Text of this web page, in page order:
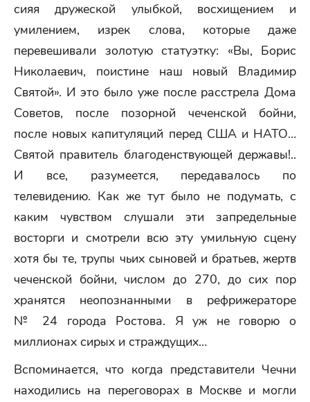
сияя дружеской улыбкой, восхищением и
умилением, изрек слова, которые даже
перевешивали золотую статуэтку: «Вы, Борис
Николаевич, поистине наш новый Владимир
Святой». И это было уже после расстрела Дома
Советов, после позорной чеченской бойни,
после новых капитуляций перед США и НАТО…
Святой правитель благоденствующей державы!..
И все, разумеется, передавалось по
телевидению. Как же тут было не подумать, с
каким чувством слушали эти запредельные
восторги и смотрели всю эту умильную сцену
хотя бы те, трупы чьих сыновей и братьев, жертв
чеченской бойни, числом до 270, до сих пор
хранятся неопознанными в рефрижераторе
№ 24 города Ростова. Я уж не говорю о
миллионах сирых и страждущих…
Вспоминается, что когда представители Чечни
находились на переговорах в Москве и могли